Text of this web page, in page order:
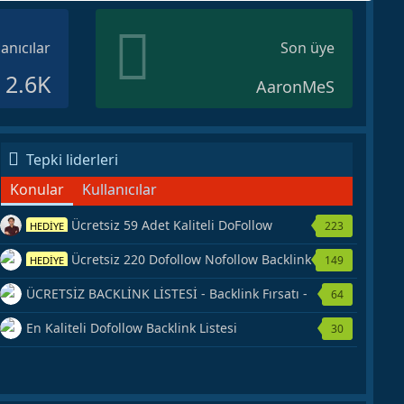
2.6K
Son üye
AaronMeS
Tepki liderleri
Konular
Kullanıcılar
HEDİYE Ücretsiz 59 Adet Kaliteli DoFollow
Backlink Kaynağı Veriyorum.
223
HEDİYE Ücretsiz 220 Dofollow Nofollow Backlink
Veriyorum
149
ÜCRETSİZ BACKLİNK LİSTESİ - Backlink Fırsatı -
Hemen Yetiş!
64
En Kaliteli Dofollow Backlink Listesi 30